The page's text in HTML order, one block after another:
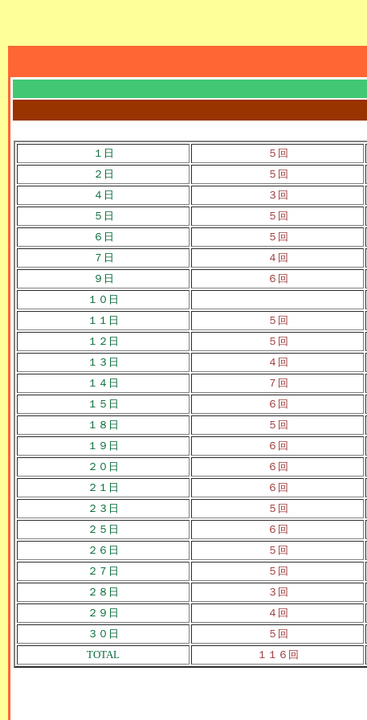
１日 ５回
２日
５回
４日
３回
５日
５回
６日
５回
７日
４回
９日
６回
１０日
１１日
５回
１２日
５回
１３日
４回
１４日
７回
１５日
６回
１８日
５回
１９日
６回
２０日
６回
２１日
６回
２３日
５回
２５日
６回
２６日
５回
２７日
５回
２８日
３回
２９日
４回
３０日
５回
TOTAL
１１６回